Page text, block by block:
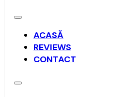
ACASĂ
REVIEWS
CONTACT